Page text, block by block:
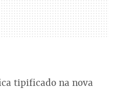
tipificado na nova